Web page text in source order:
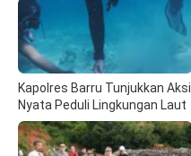
Kapolres Barru Tunjukkan Aksi
Nyata Peduli Lingkungan Laut